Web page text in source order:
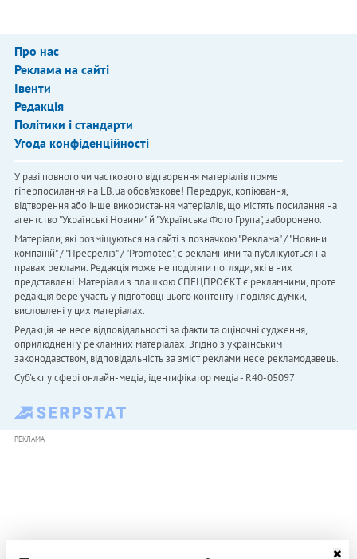
Про нас
Реклама на сайті
Івенти
Редакція
Політики і стандарти
Угода конфіденційності
У разі повного чи часткового відтворення матеріалів пряме
гіперпосилання на LB.ua обов'язкове! Передрук, копіювання,
відтворення або інше використання матеріалів, що містять посилання на
агентство "Українськi Новини" й "Українська Фото Група", заборонено.
Матеріали, які розміщуються на сайті з позначкою "Реклама" / "Новини
компаній" / "Пресреліз" / "Promoted", є рекламними та публікуються на
правах реклами. Редакція може не поділяти погляди, які в них
представлені. Матеріали з плашкою СПЕЦПРОЄКТ є рекламними, проте
редакція бере участь у підготовці цього контенту і поділяє думки,
висловлені у цих матеріалах.
Редакція не несе відповідальності за факти та оціночні судження,
оприлюднені у рекламних матеріалах. Згідно з українським
законодавством, відповідальність за зміст реклами несе рекламодавець.
Cуб'єкт у сфері онлайн-медіа; ідентифікатор медіа - R40-05097
РЕКЛАМА